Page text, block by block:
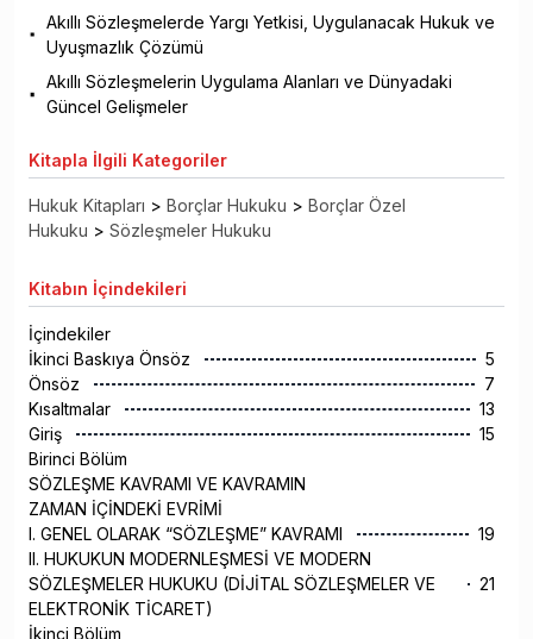
Akıllı Sözleşmelerde Yargı Yetkisi, Uygulanacak Hukuk ve
Uyuşmazlık Çözümü
Akıllı Sözleşmelerin Uygulama Alanları ve Dünyadaki
Güncel Gelişmeler
Kitapla İlgili Kategoriler
Hukuk Kitapları > Borçlar Hukuku > Borçlar Özel
Hukuku > Sözleşmeler Hukuku
Kitabın İçindekileri
İçindekiler
İkinci Baskıya Önsöz
5
Önsöz
7
Kısaltmalar
13
Giriş
15
Birinci Bölüm
SÖZLEŞME KAVRAMI VE KAVRAMIN
ZAMAN İÇİNDEKİ EVRİMİ
I. GENEL OLARAK “SÖZLEŞME” KAVRAMI
19
II. HUKUKUN MODERNLEŞMESİ VE MODERN
SÖZLEŞMELER HUKUKU (DİJİTAL SÖZLEŞMELER VE
ELEKTRONİK TİCARET)
21
İkinci Bölüm